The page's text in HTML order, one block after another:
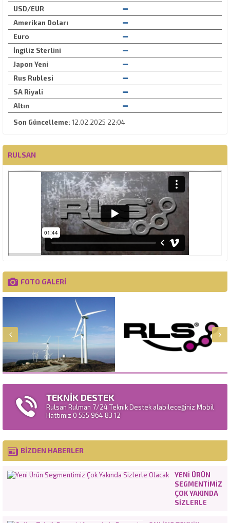
USD/EUR
Amerikan Doları
Euro
İngiliz Sterlini
Japon Yeni
Rus Rublesi
SA Riyali
Altın
Son Güncelleme: 12.02.2025 22:04
RULSAN
FOTO GALERİ
TEKNİK DESTEK
Rulsan Rulman 7/24 Teknik Destek alabileceğiniz Mobil
Hattımız 0 555 964 83 12
BİZDEN HABERLER
YENI ÜRÜN
SEGMENTIMIZ
ÇOK YAKINDA
SIZLERLE